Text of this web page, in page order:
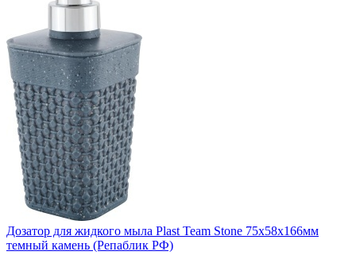
Дозатор для жидкого мыла Plast Team Stone 75х58х166мм
темный камень (Репаблик РФ)